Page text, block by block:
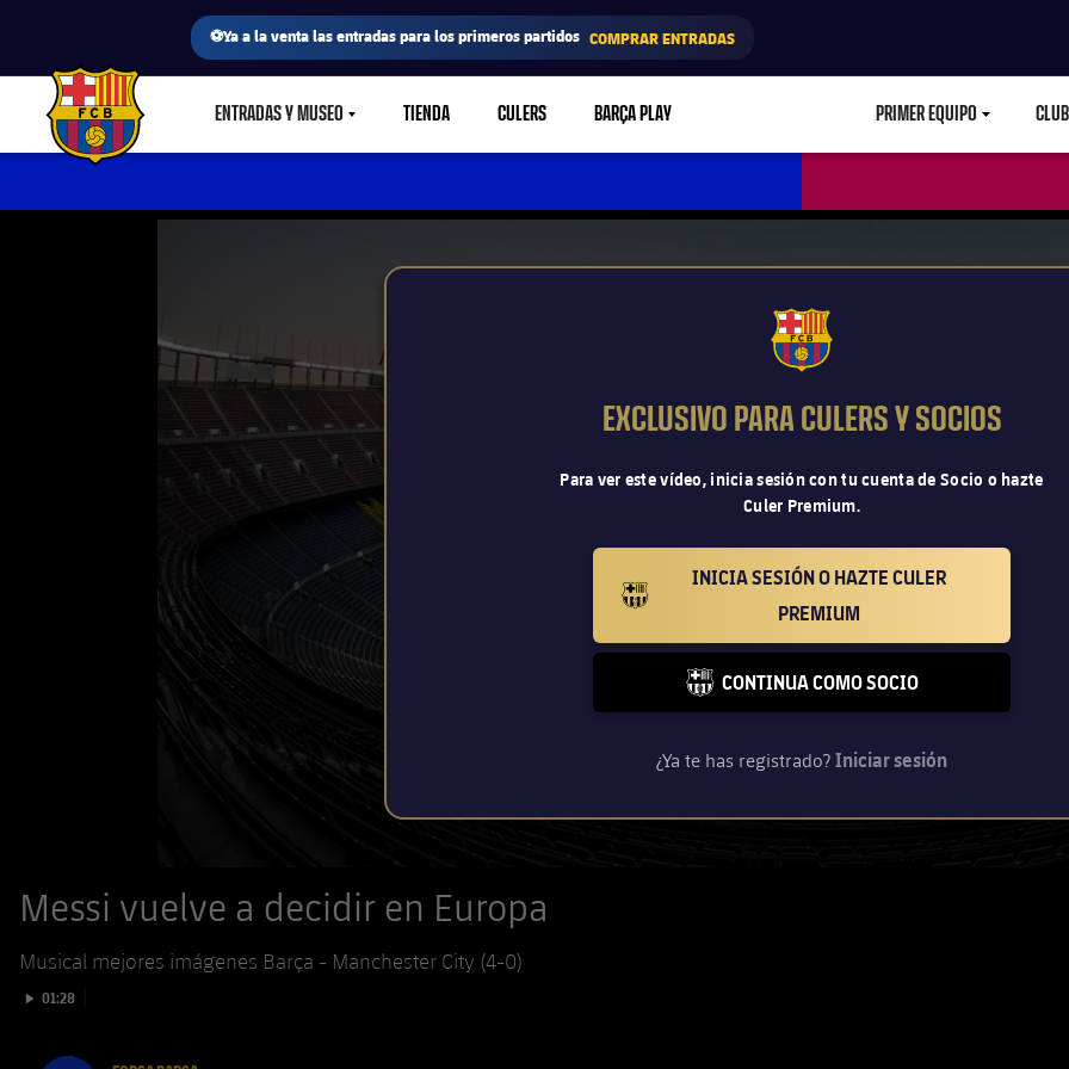
⚽Ya a la venta las entradas para los primeros partidos COMPRAR ENTRADAS
FC Barcelona club badge ENTRADAS Y MUSEOLABEL.SHARE.CARETDOWN
TIENDA CULERS BARÇA PLAY PRIMER EQUIPO CLUB
FCB Barcelona badge
EXCLUSIVO PARA CULERS Y SOCIOS
Para ver este vídeo, inicia sesión con tu cuenta de Socio o hazte
Culer Premium.
BARCELONA BADGE GOLD
INICIA SESIÓN O HAZTE CULER
PREMIUM
CONTINUA COMO SOCIO
¿Ya te has registrado? Iniciar sesión
Messi vuelve a decidir en Europa
Musical mejores imágenes Barça - Manchester City (4-0)
Iniciar vídeo
01:28